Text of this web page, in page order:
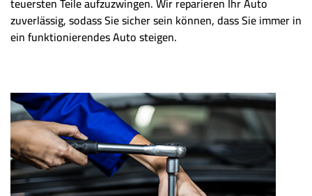
zuverlässig, sodass Sie sicher sein können, dass Sie immer in
ein funktionierendes Auto steigen.